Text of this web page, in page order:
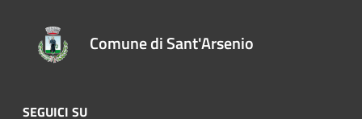
Comune di Sant'Arsenio
SEGUICI SU